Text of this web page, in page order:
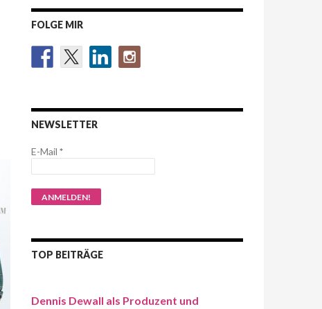
FOLGE MIR
NEWSLETTER
E-Mail *
TOP BEITRÄGE
Dennis Dewall als Produzent und